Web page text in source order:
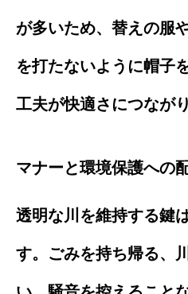
が多いため、替えの服
を打たないように帽子
工夫が快適さにつなが
マナーと環境保護への
透明な川を維持する鍵
す。ごみを持ち帰る、